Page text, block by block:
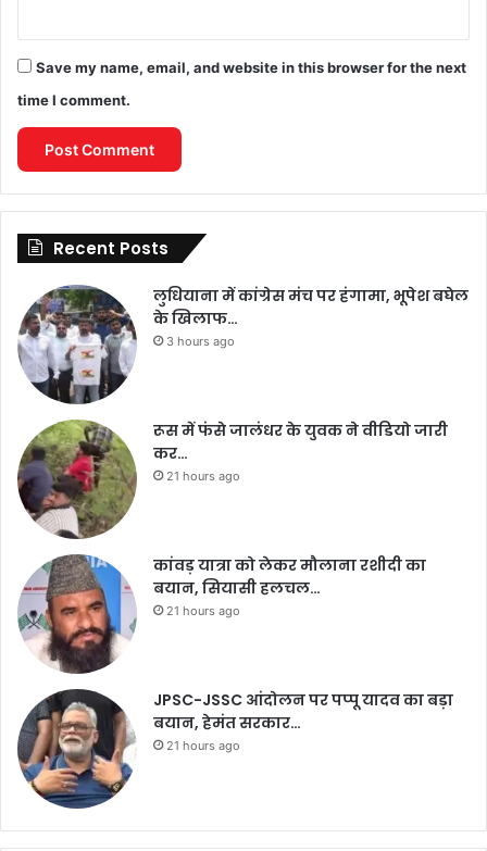
Save my name, email, and website in this browser for the next
time I comment.
Recent Posts
लुधियाना में कांग्रेस मंच पर हंगामा, भूपेश बघेल
के खिलाफ…
3 hours ago
रूस में फंसे जालंधर के युवक ने वीडियो जारी
कर…
21 hours ago
कांवड़ यात्रा को लेकर मौलाना रशीदी का
बयान, सियासी हलचल…
21 hours ago
JPSC-JSSC आंदोलन पर पप्पू यादव का बड़ा
बयान, हेमंत सरकार…
21 hours ago